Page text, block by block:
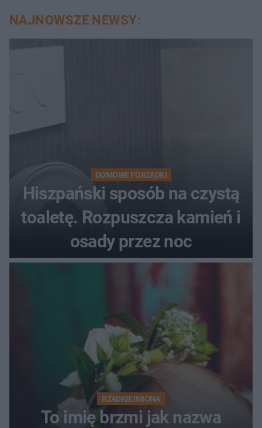
NAJNOWSZE NEWSY:
DOMOWE PORZĄDKI
Hiszpański sposób na czystą
toaletę. Rozpuszcza kamień i
osady przez noc
RZADKIE IMIONA
To imię brzmi jak nazwa